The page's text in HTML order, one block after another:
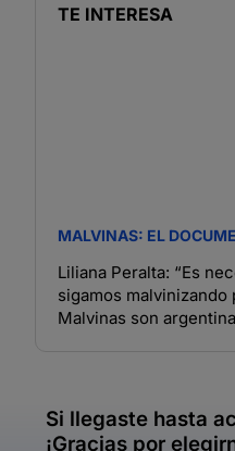
TE INTERESA
MALVINAS: EL
Liliana Peralta: “Es
sigamos malvinizando
Malvinas son
Si llegaste hasta
¡Gracias por